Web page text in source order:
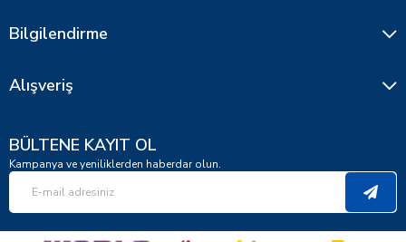
Bilgilendirme
Alışveriş
BÜLTENE KAYIT OL
Kampanya ve yeniliklerden haberdar olun.